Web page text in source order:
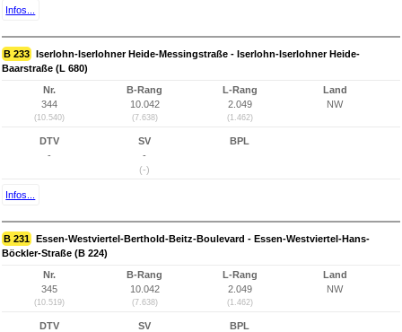
Infos...
B 233 Iserlohn-Iserlohner Heide-Messingstraße - Iserlohn-Iserlohner Heide-
Baarstraße (L 680)
Nr.
344
(10.540)
B-Rang
10.042
(7.638)
L-Rang
2.049
(1.462)
Land
NW
DTV
-
SV
-
(-)
BPL
Infos...
B 231 Essen-Westviertel-Berthold-Beitz-Boulevard - Essen-Westviertel-Hans-
Böckler-Straße (B 224)
Nr.
345
(10.519)
B-Rang
10.042
(7.638)
L-Rang
2.049
(1.462)
Land
NW
DTV
SV
BPL